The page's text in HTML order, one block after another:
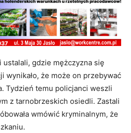
gdzie mężczyzna się
wynikało, że może on przebywać
Tydzień temu policjanci weszli
z tarnobrzeskich osiedli. Zastali
wmówić kryminalnym, że